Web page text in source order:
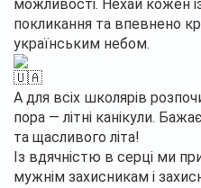
можливості. Нехай кожен
покликання та впевнено
українським небом.
А для всіх школярів
пора — літні канікули.
та щасливого літа!
Із вдячністю в серці ми
мужнім захисникам і